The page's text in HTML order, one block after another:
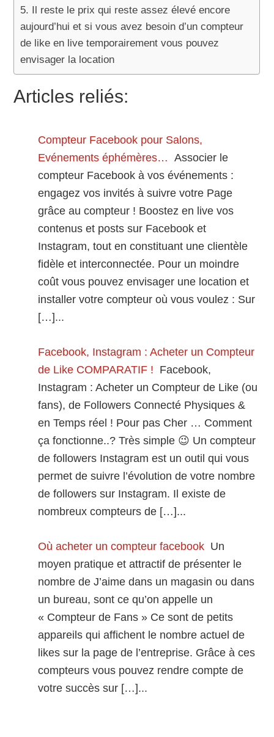
Il reste le prix qui reste assez élevé encore
aujourd’hui et si vous avez besoin d’un compteur
de like en live temporairement vous pouvez
envisager la location
Articles reliés:
Compteur Facebook pour Salons,
Evénements éphémères… Associer le
compteur Facebook à vos événements :
engagez vos invités à suivre votre Page
grâce au compteur ! Boostez en live vos
contenus et posts sur Facebook et
Instagram, tout en constituant une clientèle
fidèle et interconnectée. Pour un moindre
coût vous pouvez envisager une location et
installer votre compteur où vous voulez : Sur
[…]...
Facebook, Instagram : Acheter un Compteur
de Like COMPARATIF ! Facebook,
Instagram : Acheter un Compteur de Like (ou
fans), de Followers Connecté Physiques &
en Temps réel ! Pour pas Cher … Comment
ça fonctionne..? Très simple 😉 Un compteur
de followers Instagram est un outil qui vous
permet de suivre l’évolution de votre nombre
de followers sur Instagram. Il existe de
nombreux compteurs de […]...
Où acheter un compteur facebook Un
moyen pratique et attractif de présenter le
nombre de J’aime dans un magasin ou dans
un bureau, sont ce qu’on appelle un
« Compteur de Fans » Ce sont de petits
appareils qui affichent le nombre actuel de
likes sur la page de l’entreprise. Grâce à ces
compteurs vous pouvez rendre compte de
votre succès sur […]...